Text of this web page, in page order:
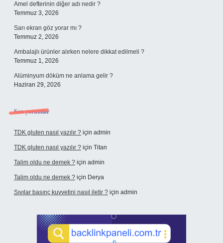
Amel defterinin diğer adı nedir ?
Temmuz 3, 2026
Sarı ekran göz yorar mı ?
Temmuz 2, 2026
Ambalajlı ürünler alırken nelere dikkat edilmeli ?
Temmuz 1, 2026
Alüminyum döküm ne anlama gelir ?
Haziran 29, 2026
Son yorumlar
TDK gluten nasıl yazılır ? için admin
TDK gluten nasıl yazılır ? için Titan
Talim oldu ne demek ? için admin
Talim oldu ne demek ? için Derya
Sıvılar basınç kuvvetini nasıl iletir ? için admin